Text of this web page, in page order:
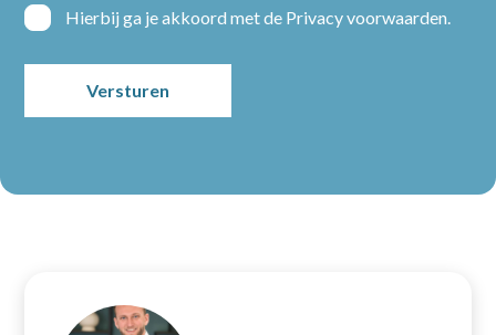
Hierbij ga je akkoord met de Privacy voorwaarden.